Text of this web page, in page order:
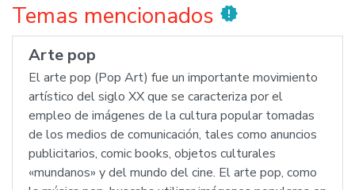
Temas mencionados new_releases
Arte pop
El arte pop (Pop Art) fue un importante movimiento
artístico del siglo XX que se caracteriza por el
empleo de imágenes de la cultura popular tomadas
de los medios de comunicación, tales como anuncios
publicitarios, comic books, objetos culturales
«mundanos» y del mundo del cine. El arte pop, como